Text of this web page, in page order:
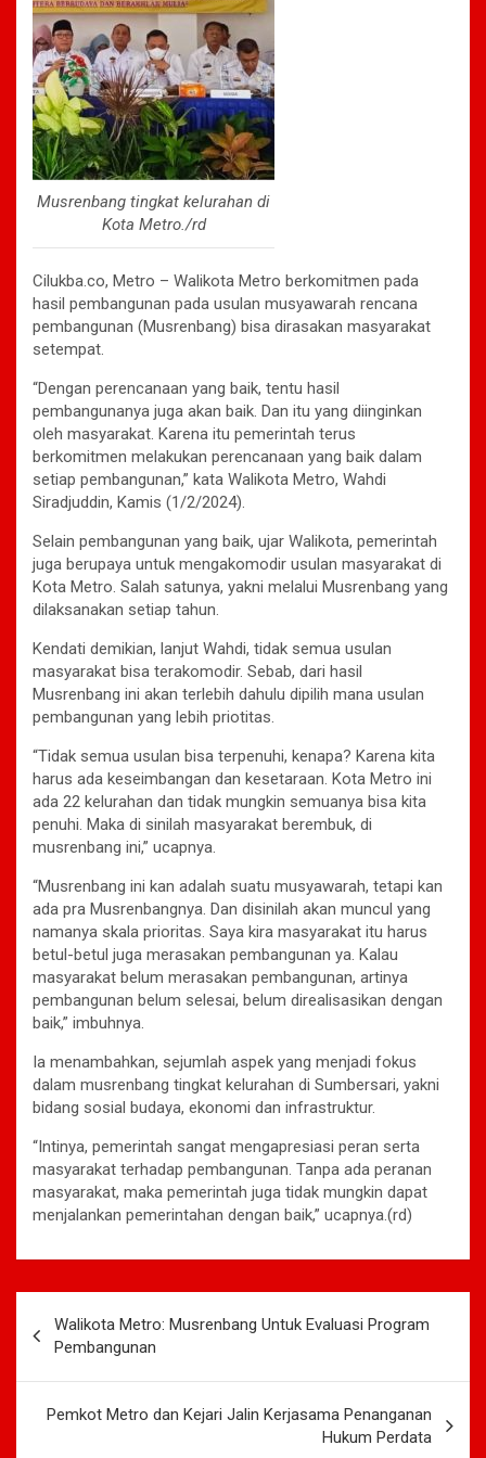
Musrenbang tingkat kelurahan di
Kota Metro./rd
Cilukba.co, Metro – Walikota Metro berkomitmen pada
hasil pembangunan pada usulan musyawarah rencana
pembangunan (Musrenbang) bisa dirasakan masyarakat
setempat.
“Dengan perencanaan yang baik, tentu hasil
pembangunanya juga akan baik. Dan itu yang diinginkan
oleh masyarakat. Karena itu pemerintah terus
berkomitmen melakukan perencanaan yang baik dalam
setiap pembangunan,” kata Walikota Metro, Wahdi
Siradjuddin, Kamis (1/2/2024).
Selain pembangunan yang baik, ujar Walikota, pemerintah
juga berupaya untuk mengakomodir usulan masyarakat di
Kota Metro. Salah satunya, yakni melalui Musrenbang yang
dilaksanakan setiap tahun.
Kendati demikian, lanjut Wahdi, tidak semua usulan
masyarakat bisa terakomodir. Sebab, dari hasil
Musrenbang ini akan terlebih dahulu dipilih mana usulan
pembangunan yang lebih priotitas.
“Tidak semua usulan bisa terpenuhi, kenapa? Karena kita
harus ada keseimbangan dan kesetaraan. Kota Metro ini
ada 22 kelurahan dan tidak mungkin semuanya bisa kita
penuhi. Maka di sinilah masyarakat berembuk, di
musrenbang ini,” ucapnya.
“Musrenbang ini kan adalah suatu musyawarah, tetapi kan
ada pra Musrenbangnya. Dan disinilah akan muncul yang
namanya skala prioritas. Saya kira masyarakat itu harus
betul-betul juga merasakan pembangunan ya. Kalau
masyarakat belum merasakan pembangunan, artinya
pembangunan belum selesai, belum direalisasikan dengan
baik,” imbuhnya.
Ia menambahkan, sejumlah aspek yang menjadi fokus
dalam musrenbang tingkat kelurahan di Sumbersari, yakni
bidang sosial budaya, ekonomi dan infrastruktur.
“Intinya, pemerintah sangat mengapresiasi peran serta
masyarakat terhadap pembangunan. Tanpa ada peranan
masyarakat, maka pemerintah juga tidak mungkin dapat
menjalankan pemerintahan dengan baik,” ucapnya.(rd)
pos
Walikota Metro: Musrenbang Untuk Evaluasi Program
Pembangunan
Pemkot Metro dan Kejari Jalin Kerjasama Penanganan
Hukum Perdata